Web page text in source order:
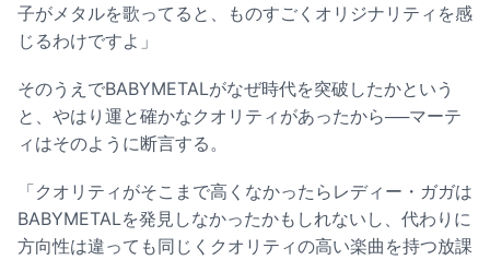
子がメタルを歌ってると、ものすごくオリジナリティを感
じるわけですよ」
そのうえでBABYMETALがなぜ時代を突破したかという
と、やはり運と確かなクオリティがあったから──マーテ
ィはそのように断言する。
「クオリティがそこまで高くなかったらレディー・ガガは
BABYMETALを発見しなかったかもしれないし、代わりに
方向性は違っても同じくクオリティの高い楽曲を持つ放課